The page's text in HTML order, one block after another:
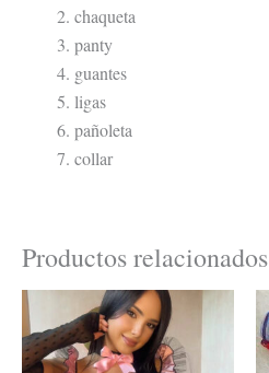
chaqueta
panty
guantes
ligas
pañoleta
collar
Productos relacionados
Este
producto